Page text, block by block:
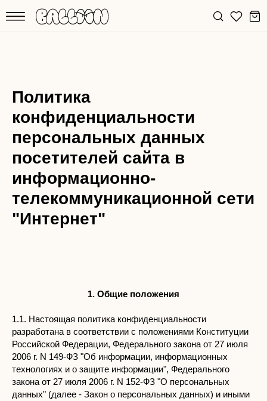
Политика
конфиденциальности
персональных данных
посетителей сайта в
информационно-
телекоммуникационной сети
"Интернет"
1. Общие положения
1.1. Настоящая политика конфиденциальности
разработана в соответствии с положениями Конституции
Российской Федерации, Федерального закона от 27 июля
2006 г. N 149-ФЗ "Об информации, информационных
технологиях и о защите информации", Федерального
закона от 27 июля 2006 г. N 152-ФЗ "О персональных
данных" (далее - Закон о персональных данных) и иными